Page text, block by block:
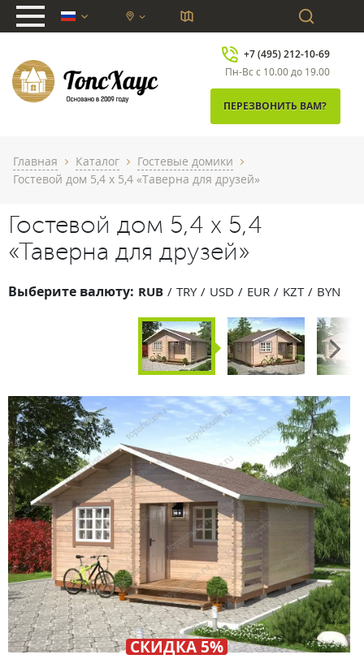
chevron_down
+7 (495) 212-10-69
Пн-Вс с 10.00 до 19.00
ПЕРЕЗВОНИТЬ ВАМ?
Главная chevron_right Каталог chevron_right Гостевые домики chevron_right
Гостевой дом 5,4 х 5,4 «Таверна для друзей»
Гостевой дом 5,4 х 5,4
«Таверна для друзей»
Выберите валюту: RUB TRY USD EUR KZT BYN
Next
СКИДКА 5%